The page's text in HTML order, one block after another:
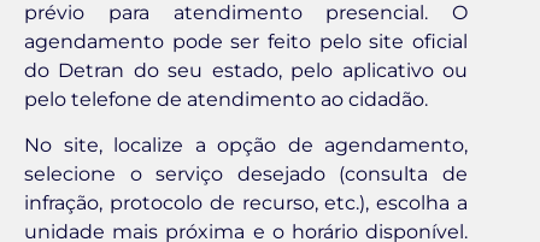
prévio para atendimento presencial. O
agendamento pode ser feito pelo site oficial
do Detran do seu estado, pelo aplicativo ou
pelo telefone de atendimento ao cidadão.
No site, localize a opção de agendamento,
selecione o serviço desejado (consulta de
infração, protocolo de recurso, etc.), escolha a
unidade mais próxima e o horário disponível.